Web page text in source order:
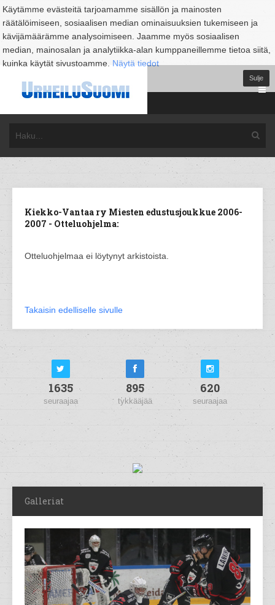
Käytämme evästeitä tarjoamamme sisällön ja mainosten
räätälöimiseen, sosiaalisen median ominaisuuksien tukemiseen ja
kävijämäärämme analysoimiseen. Jaamme myös sosiaalisen
median, mainosalan ja analytiikka-alan kumppaneillemme tietoa siitä,
kuinka käytät sivustoamme. Näytä tiedot
Sulje
Kiekko-Vantaa ry Miesten edustusjoukkue 2006-
2007 - Otteluohjelma:
Otteluohjelmaa ei löytynyt arkistoista.
Takaisin edelliselle sivulle
1635
seuraajaa
895
tykkääjää
620
seuraajaa
Galleriat